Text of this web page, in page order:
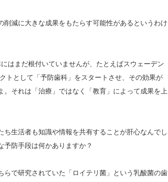
削減に大きな成果をもたらす可能性があるというわけ
はまだ根付いていませんが、たとえばスウェーデン
トとして「予防歯科」をスタートさせ、その効果が
それは「治療」ではなく「教育」によって成果を上
ち生活者も知識や情報を共有することが肝心なんでし
予防手段は何かありますか？
らで研究されていた「ロイテリ菌」という乳酸菌の歯